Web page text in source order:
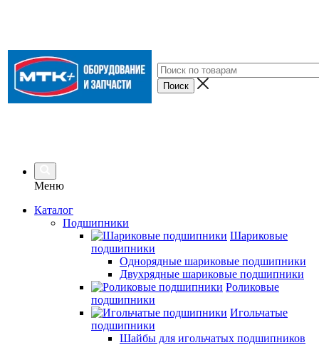
Меню
Каталог
Подшипники
Шариковые
подшипники
Однорядные шариковые подшипники
Двухрядные шариковые подшипники
Роликовые
подшипники
Игольчатые
подшипники
Шайбы для игольчатых подшипников